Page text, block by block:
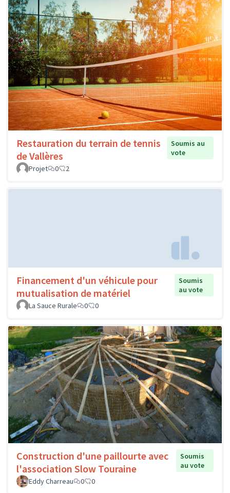
Restauration du terrain de tennis
de Vallères
Soumis au
vote
Projet
0 2
Financement d'un véhicule pour
mutualisation de matériel
Soumis
au vote
La Sauce Rurale
0 0
Construction d'une paillourte avec
l'association Slow Touraine
Soumis
au vote
Eddy Charreau
0 0